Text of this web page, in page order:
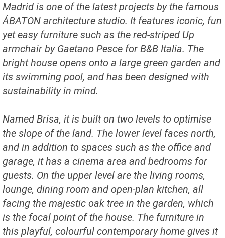
Madrid is one of the latest projects by the famous
ÁBATON architecture studio. It features iconic, fun
yet easy furniture such as the red-striped Up
armchair by Gaetano Pesce for B&B Italia. The
bright house opens onto a large green garden and
its swimming pool, and has been designed with
sustainability in mind.
Named Brisa, it is built on two levels to optimise
the slope of the land. The lower level faces north,
and in addition to spaces such as the office and
garage, it has a cinema area and bedrooms for
guests. On the upper level are the living rooms,
lounge, dining room and open-plan kitchen, all
facing the majestic oak tree in the garden, which
is the focal point of the house. The furniture in
this playful, colourful contemporary home gives it